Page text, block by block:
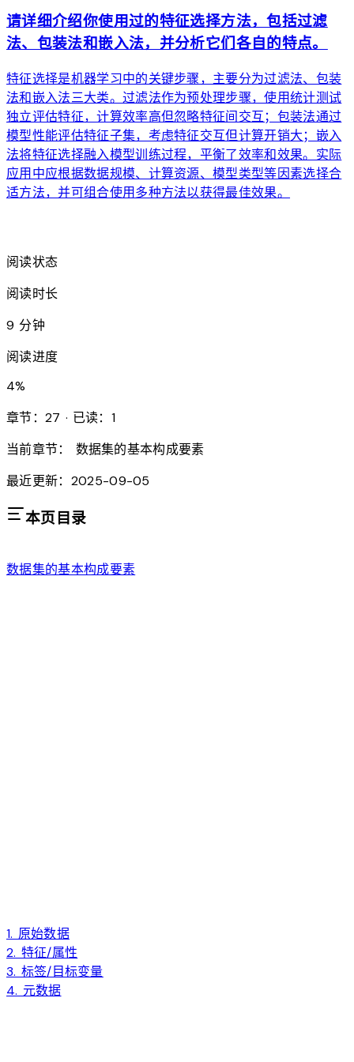
请详细介绍你使用过的特征选择方法，包括过滤
法、包装法和嵌入法，并分析它们各自的特点。
特征选择是机器学习中的关键步骤，主要分为过滤法、包装
法和嵌入法三大类。过滤法作为预处理步骤，使用统计测试
独立评估特征，计算效率高但忽略特征间交互；包装法通过
模型性能评估特征子集，考虑特征交互但计算开销大；嵌入
法将特征选择融入模型训练过程，平衡了效率和效果。实际
应用中应根据数据规模、计算资源、模型类型等因素选择合
适方法，并可组合使用多种方法以获得最佳效果。
阅读状态
阅读时长
9 分钟
阅读进度
4%
章节：27 · 已读：1
当前章节：
数据集的基本构成要素
最近更新：2025-09-05
本页目录
数据集的基本构成要素
1. 原始数据
2. 特征/属性
3. 标签/目标变量
4. 元数据